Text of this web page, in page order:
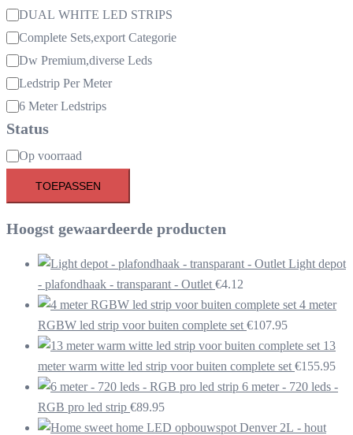
Categorie
DUAL WHITE LED STRIPS
Complete Sets,export Categorie
Dw Premium,diverse Leds
Ledstrip Per Meter
6 Meter Ledstrips
Status
Beschikbaarheid
Op voorraad
TOEPASSEN
Hoogst gewaardeerde producten
Light depot
- plafondhaak - transparant - Outlet €4.12
4 meter
RGBW led strip voor buiten complete set €107.95
13
meter warm witte led strip voor buiten complete set €155.95
6 meter - 720 leds -
RGB pro led strip €89.95